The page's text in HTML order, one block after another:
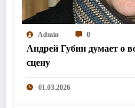
Admin 0
Андрей Губин думает о
сцену
01.03.2026